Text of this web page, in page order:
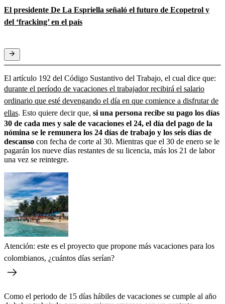
El presidente De La Espriella señaló el futuro de Ecopetrol y
del ‘fracking’ en el país
El artículo 192 del Código Sustantivo del Trabajo, el cual dice que:
durante el período de vacaciones el trabajador recibirá el salario
ordinario que esté devengando el día en que comience a disfrutar de
ellas. Esto quiere decir que, si una persona recibe su pago los días
30 de cada mes y sale de vacaciones el 24, el día del pago de la
nómina se le remunera los 24 días de trabajo y los seis días de
descanso con fecha de corte al 30. Mientras que el 30 de enero se le
pagarán los nueve días restantes de su licencia, más los 21 de labor
una vez se reintegre.
Atención: este es el proyecto que propone más vacaciones para los
colombianos, ¿cuántos días serían?
Como el periodo de 15 días hábiles de vacaciones se cumple al año